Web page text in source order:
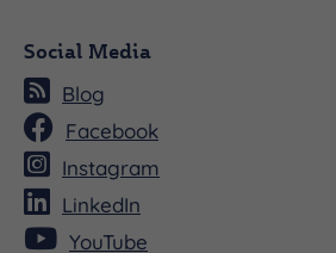
Social Media
Blog
Facebook
Instagram
LinkedIn
YouTube